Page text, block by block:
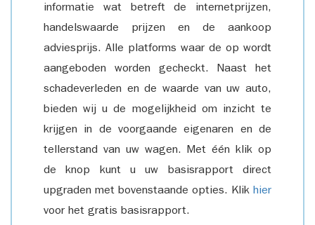
informatie wat betreft de internetprijzen,
handelswaarde prijzen en de aankoop
adviesprijs. Alle platforms waar de op wordt
aangeboden worden gecheckt. Naast het
schadeverleden en de waarde van uw auto,
bieden wij u de mogelijkheid om inzicht te
krijgen in de voorgaande eigenaren en de
tellerstand van uw wagen. Met één klik op
de knop kunt u uw basisrapport direct
upgraden met bovenstaande opties. Klik hier
voor het gratis basisrapport.